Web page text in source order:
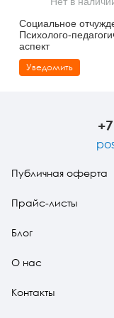
Сказкотерапия
Другие
Психофизиология
Социальная
Учебная литература
Классический и
Социальное
Психолого-
аспект
Уведомить
Публичная оферта
Прайс-листы
Блог
О нас
Контакты